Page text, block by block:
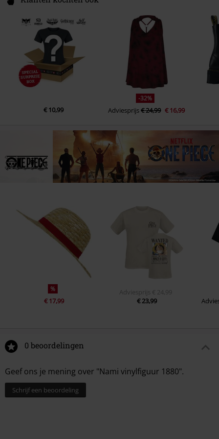
€ 10,99
-32%
Adviesprijs€ 24,99 € 16,99
%
€ 17,99
Adviesprijs
€ 24,99
€ 23,99
0 beoordelingen
Geef ons je mening over "Nami vinylfiguur 1880".
Schrijf een beoordeling